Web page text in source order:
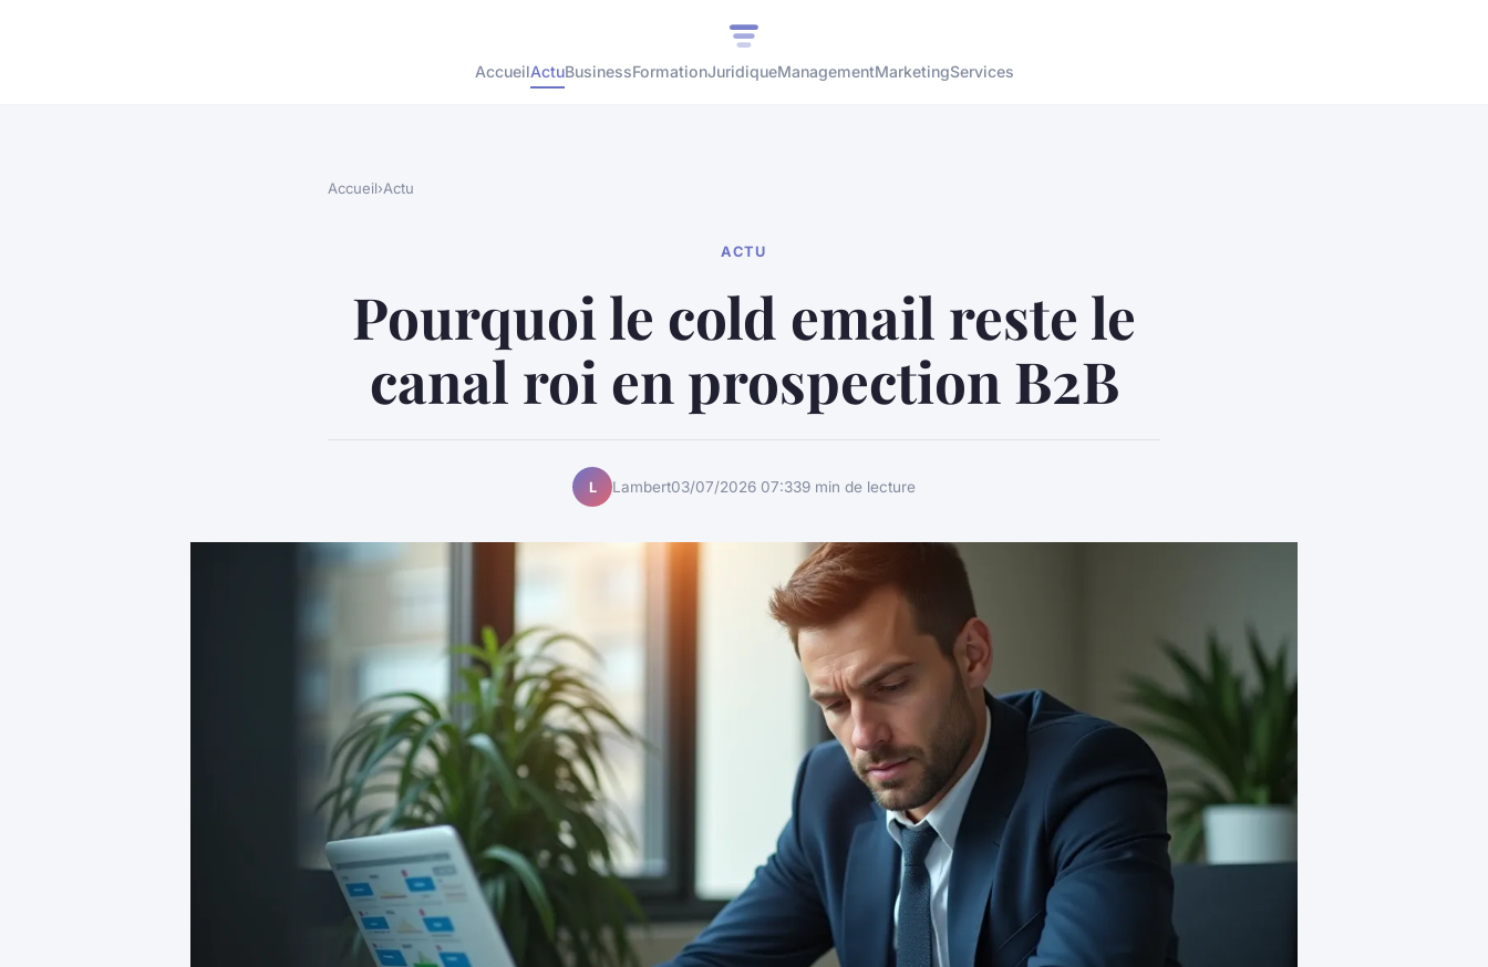
AccueilActuBusinessFormationJuridiqueManagementMarketingServices
Accueil›Actu
ACTU
Pourquoi le cold email reste le
canal roi en prospection B2B
L Lambert03/07/2026 07:339 min de lecture